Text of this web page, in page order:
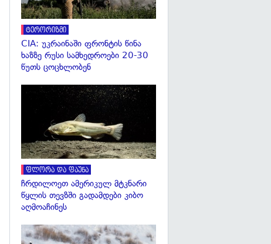
ტერორიზმი
CIA: უკრაინაში ფრონტის წინა
ხაზზე რუსი სამხედროები 20-30
წუთს ცოცხლობენ
ფლორა და ფაუნა
ჩრდილოეთ ამერიკულ მტკნარი
წყლის თევზში გადამდები კიბო
აღმოაჩინეს